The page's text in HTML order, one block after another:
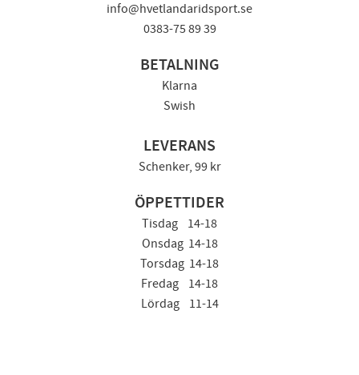
info@hvetlandaridsport.se
0383-75 89 39
BETALNING
Klarna
Swish
LEVERANS
Schenker, 99 kr
ÖPPETTIDER
Tisdag 14-18
Onsdag 14-18
Torsdag 14-18
Fredag 14-18
Lördag 11-14